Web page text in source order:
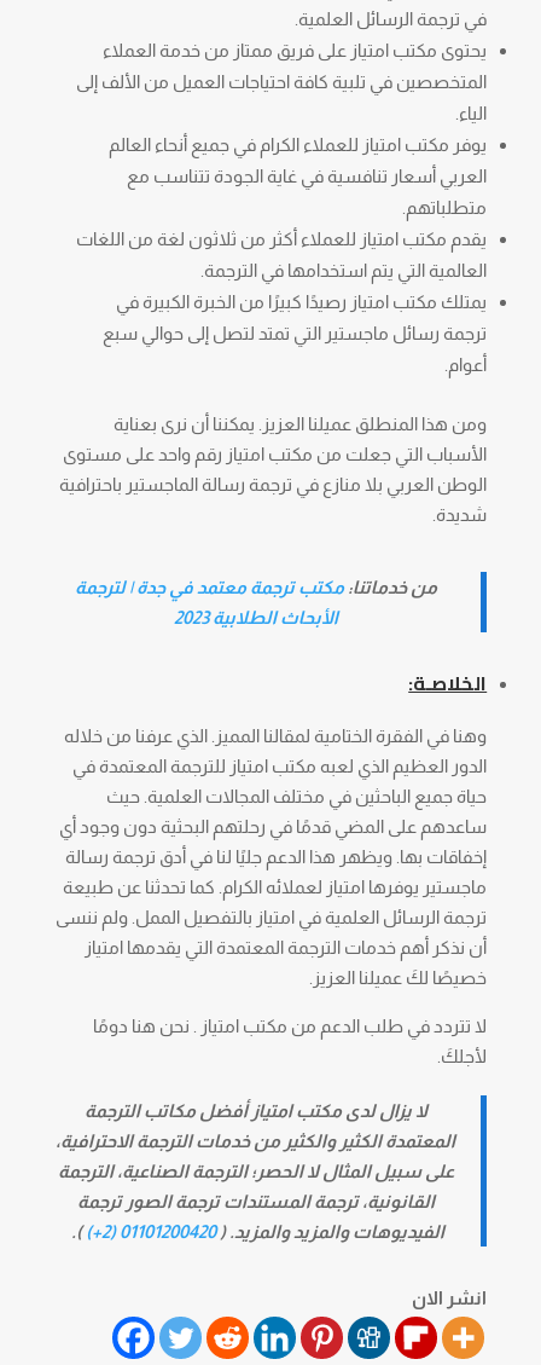
في ترجمة الرسائل العلمية.
يحتوى مكتب امتياز على فريق ممتاز من خدمة العملاء
المتخصصين في تلبية كافة احتياجات العميل من الألف إلى
الياء.
يوفر مكتب امتياز للعملاء الكرام في جميع أنحاء العالم
العربي أسعار تنافسية في غاية الجودة تتناسب مع
متطلباتهم.
يقدم مكتب امتياز للعملاء أكثر من ثلاثون لغة من اللغات
العالمية التي يتم استخدامها في الترجمة.
يمتلك مكتب امتياز رصيدًا كبيرًا من الخبرة الكبيرة في
ترجمة رسائل ماجستير التي تمتد لتصل إلى حوالي سبع
أعوام.
ومن هذا المنطلق عميلنا العزيز. يمكننا أن نرى بعناية
الأسباب التي جعلت من مكتب امتياز رقم واحد على مستوى
الوطن العربي بلا منازع في ترجمة رسالة الماجستير باحترافية
شديدة.
من خدماتنا:مكتب ترجمة معتمد في جدة | لترجمة
الأبحاث الطلابية 2023
الخلاصـة:
وهنا في الفقرة الختامية لمقالنا المميز. الذي عرفنا من خلاله
الدور العظيم الذي لعبه مكتب امتياز للترجمة المعتمدة في
حياة جميع الباحثين في مختلف المجالات العلمية. حيث
ساعدهم على المضي قدمًا في رحلتهم البحثية دون وجود أي
إخفاقات بها. ويظهر هذا الدعم جليًا لنا في أدق ترجمة رسالة
ماجستير يوفرها امتياز لعملائه الكرام. كما تحدثنا عن طبيعة
ترجمة الرسائل العلمية في امتياز بالتفصيل الممل. ولم ننسى
أن نذكر أهم خدمات الترجمة المعتمدة التي يقدمها امتياز
خصيصًا لكَ عميلنا العزيز.
لا تتردد في طلب الدعم من مكتب امتياز . نحن هنا دومًا
لأجلكَ.
لا يزال لدى مكتب امتياز أفضل مكاتب الترجمة
المعتمدة الكثير والكثير من خدمات الترجمة الاحترافية،
على سبيل المثال لا الحصر؛ الترجمة الصناعية، الترجمة
القانونية، ترجمة المستندات ترجمة الصور ترجمة
الفيديوهات والمزيد والمزيد. (01101200420 (2+)
).
انشر الان